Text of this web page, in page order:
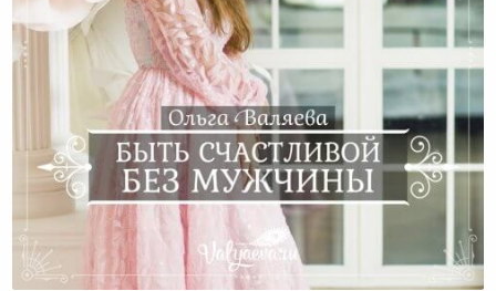
Быть Счастливой Без Мужчины